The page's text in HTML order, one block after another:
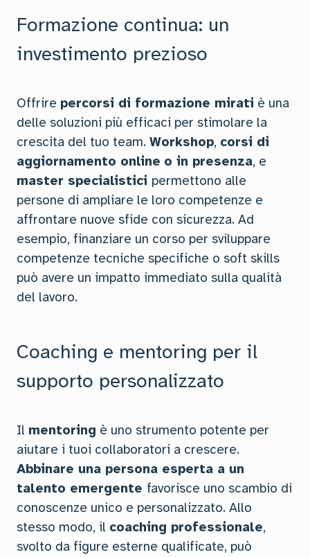
Formazione continua: un
investimento prezioso
Offrire percorsi di formazione mirati è una
delle soluzioni più efficaci per stimolare la
crescita del tuo team. Workshop, corsi di
aggiornamento online o in presenza, e
master specialistici permettono alle
persone di ampliare le loro competenze e
affrontare nuove sfide con sicurezza. Ad
esempio, finanziare un corso per sviluppare
competenze tecniche specifiche o soft skills
può avere un impatto immediato sulla qualità
del lavoro.
Coaching e mentoring per il
supporto personalizzato
Il mentoring è uno strumento potente per
aiutare i tuoi collaboratori a crescere.
Abbinare una persona esperta a un
talento emergente favorisce uno scambio di
conoscenze unico e personalizzato. Allo
stesso modo, il coaching professionale,
svolto da figure esterne qualificate, può